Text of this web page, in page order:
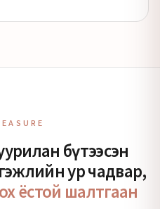
бүтээсэн
ур чадвар,
ёстой шалтгаан